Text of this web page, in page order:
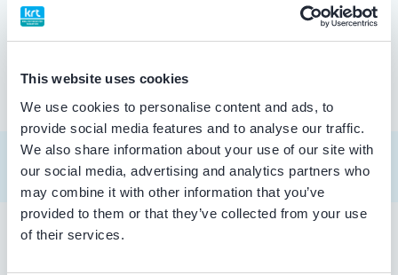
This website uses cookies
We use cookies to personalise content and ads, to
provide social media features and to analyse our traffic.
We also share information about your use of our site with
our social media, advertising and analytics partners who
may combine it with other information that you’ve
provided to them or that they’ve collected from your use
of their services.